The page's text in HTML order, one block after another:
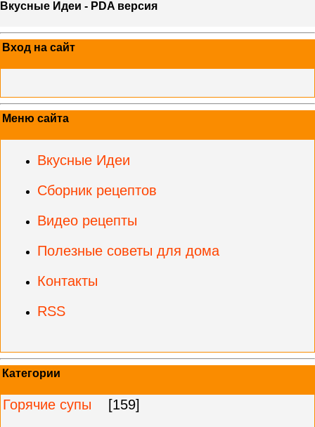
Вкусные Идеи - PDA версия
Вход на сайт
Меню сайта
Вкусные Идеи
Сборник рецептов
Видео рецепты
Полезные советы для дома
Контакты
RSS
Категории
Горячие супы
[159]